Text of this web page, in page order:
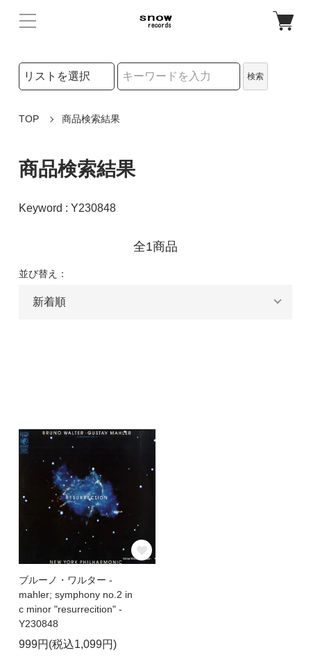
検索リストの選択
検索
TOP 商品検索結果
商品検索結果
Keyword : Y230848
全1商品
並び替え：
ブルーノ・ワルター -
mahler; symphony no.2 in
c minor "resurrecition" -
Y230848
999円(税込1,099円)